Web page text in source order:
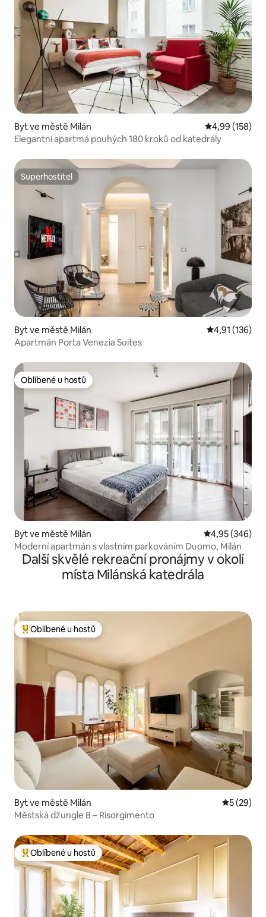
Byt ve městě Milán Průměrné
4,99 (158)
Elegantní apartmá pouhých 180 kroků od katedrály
Superhostitel
Superhostitel
Byt ve městě Milán Průměrné
4,91 (136)
Apartmán Porta Venezia Suites
Oblíbené u hostů
Oblíbené u hostů
Byt ve městě Milán Průměrné
4,95 (346)
Moderní apartmán s vlastním parkováním Duomo, Milán
Další skvělé rekreační pronájmy v okolí
místa Milánská katedrála
Nejlepší v kategorii Oblíbené u hostů
Oblíbené u hostů
Byt ve městě Milán Průměrné
5 (29)
Městská džungle 8 – Risorgimento
Nejlepší v kategorii Oblíbené u hostů
Oblíbené u hostů